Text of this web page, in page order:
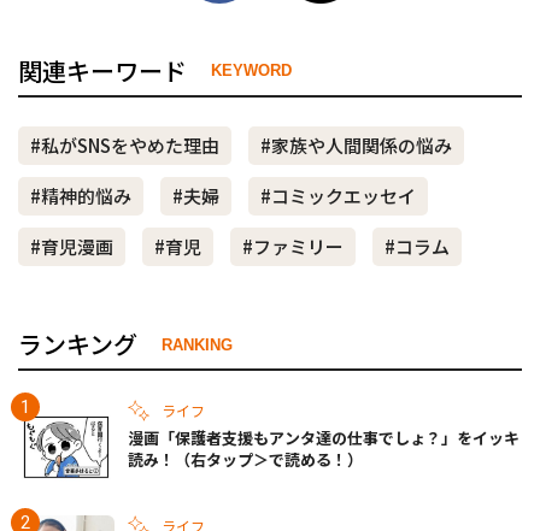
関連キーワード KEYWORD
#私がSNSをやめた理由
#家族や人間関係の悩み
#精神的悩み
#夫婦
#コミックエッセイ
#育児漫画
#育児 #ファミリー #コラム
ランキング RANKING
ライフ
漫画「保護者支援もアンタ達の仕事でしょ？」をイッキ
読み！（右タップ＞で読める！）
ライフ